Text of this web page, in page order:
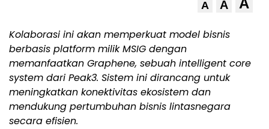
A A A
Kolaborasi ini akan memperkuat model bisnis
berbasis platform milik MSIG dengan
memanfaatkan Graphene, sebuah intelligent core
system dari Peak3. Sistem ini dirancang untuk
meningkatkan konektivitas ekosistem dan
mendukung pertumbuhan bisnis lintasnegara
secara efisien.